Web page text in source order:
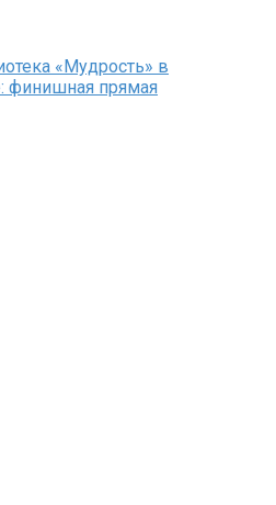
«Мудрость» в
финишная прямая